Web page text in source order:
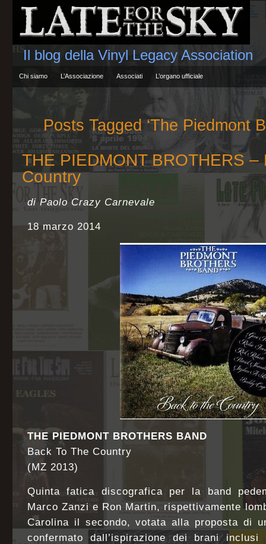
Il blog della Vinyl Legacy Association
Chi siamo L’Associazione Associati L’organo ufficiale
Posts Tagged ‘The Piedmont
THE PIEDMONT BROTHERS –
Country
di Paolo Crazy Carnevale
18 marzo 2014
THE PIEDMONT BROTHERS BAND
Back To The Country
(MZ 2013)
Quinta fatica discografica per la band
Marco Zanzi e Ron Martin, rispettivamente
Carolina il secondo, votata alla proposta di
confermato dall’ispirazione dei brani